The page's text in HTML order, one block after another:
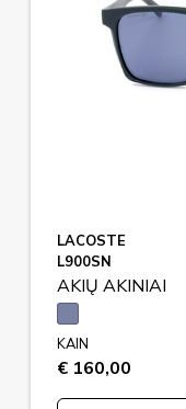
LACOSTE
L900SN
AKIŲ AKINIAI
KAIN
€ 160,00